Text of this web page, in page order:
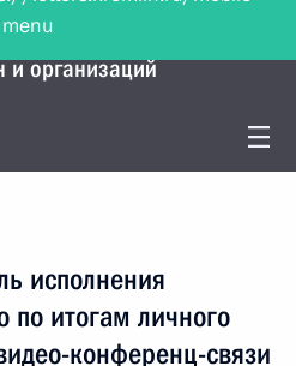
по работе с
и организаций
исполнения
по итогам личного
конференц-связи
menu